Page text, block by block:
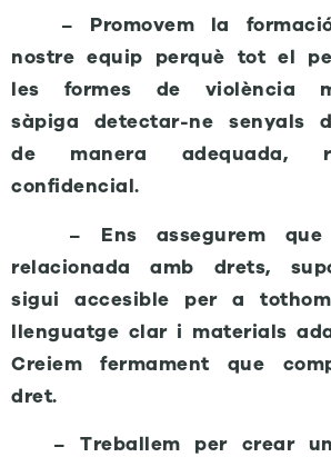
– Promovem la
nostre equip perquè tot el
les formes de violència
sàpiga detectar-ne senyals
de manera adequada,
confidencial.
– Ens assegurem que
relacionada amb drets,
sigui accesible per a
llenguatge clar i materials
Creiem fermament que
dret.
– Treballem per crear un